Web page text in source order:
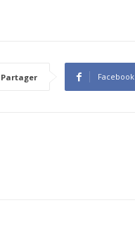
Partager Facebook